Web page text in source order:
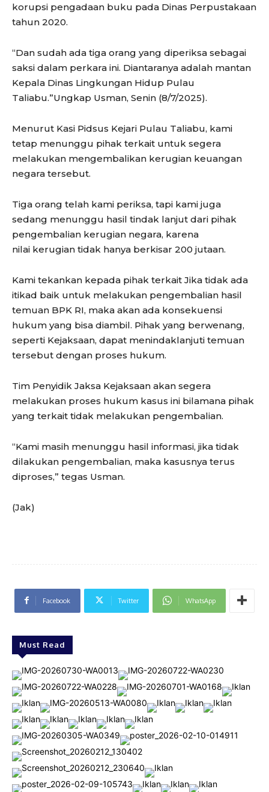
korupsi pengadaan buku pada Dinas Perpustakaan
tahun 2020.
“Dan sudah ada tiga orang yang diperiksa sebagai
saksi dalam perkara ini. Diantaranya adalah mantan
Kepala Dinas Lingkungan Hidup Pulau
Taliabu.”Ungkap Usman, Senin (8/7/2025).
Menurut Kasi Pidsus Kejari Pulau Taliabu, kami
tetap menunggu pihak terkait untuk segera
melakukan mengembalikan kerugian keuangan
negara tersebut.
Tiga orang telah kami periksa, tapi kami juga
sedang menunggu hasil tindak lanjut dari pihak
pengembalian kerugian negara, karena
nilai kerugian tidak hanya berkisar 200 jutaan.
Kami tekankan kepada pihak terkait Jika tidak ada
itikad baik untuk melakukan pengembalian hasil
temuan BPK RI, maka akan ada konsekuensi
hukum yang bisa diambil. Pihak yang berwenang,
seperti Kejaksaan, dapat menindaklanjuti temuan
tersebut dengan proses hukum.
Tim Penyidik Jaksa Kejaksaan akan segera
melakukan proses hukum kasus ini bilamana pihak
yang terkait tidak melakukan pengembalian.
“Kami masih menunggu hasil informasi, jika tidak
dilakukan pengembalian, maka kasusnya terus
diproses,” tegas Usman.
(Jak)
Facebook Twitter WhatsApp
Must Read